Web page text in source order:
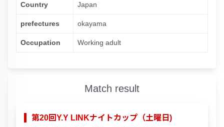
Country Japan
prefectures okayama
Occupation Working adult
Match result
第20回Y.Y LINKナイトカップ（土曜日)